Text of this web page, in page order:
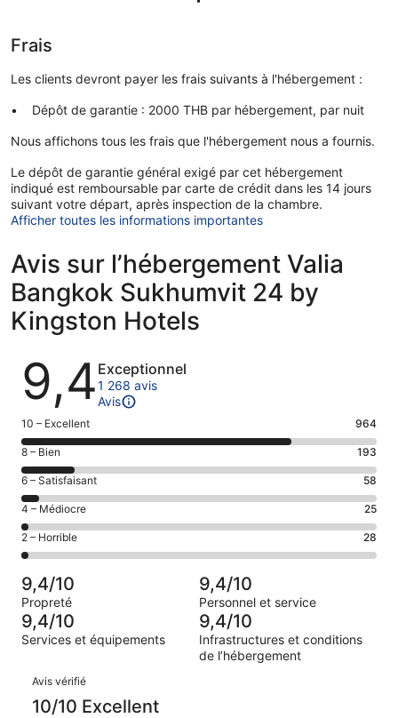
Frais
Les clients devront payer les frais suivants à l'hébergement :
Dépôt de garantie : 2000 THB par hébergement, par nuit
Nous affichons tous les frais que l'hébergement nous a fournis.
Le dépôt de garantie général exigé par cet hébergement
indiqué est remboursable par carte de crédit dans les 14 jours
suivant votre départ, après inspection de la chambre.
Afficher toutes les informations importantes
Avis sur l’hébergement Valia
Bangkok Sukhumvit 24 by
Kingston Hotels
Avis
9,4 Exceptionnel
1 268 avis
Avis
Note
des
voyageurs
de 10
(Excellent),
d’après 964 avis
sur 1268.
10 – Excellent 964
Note
des
voyageurs
de 8
(Bien),
d’après 193 avis
sur 1268.
8 – Bien 193
Note
des
voyageurs
de 6
(Satisfaisant),
sur 1268.
6 – Satisfaisant 58
Note
des
voyageurs
de 4
(Médiocre),
d’après 25 avis
sur 1268.
4 – Médiocre 25
Note
des
voyageurs
de 2
(Horrible),
d’après 28 avis
sur 1268.
2 – Horrible 28
9,4/10
Propreté
9,4/10
Personnel et service
9,4/10
Services et équipements
9,4/10
Infrastructures et conditions
de l’hébergement
Avis
Avis vérifié
10/10 Excellent